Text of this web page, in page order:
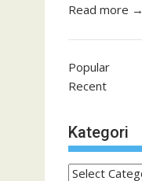
Read more →
Popular
Recent
Kategori
Kategori